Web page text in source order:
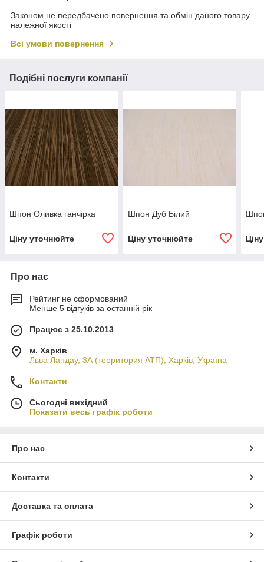
Законом не передбачено повернення та обмін даного товару
належної якості
Всі умови повернення
Подібні послуги компанії
Шпон Оливка ганчірка
Ціну уточнюйте
Шпон Дуб Білий
Ціну уточнюйте
Про нас
Рейтинг не сформований
Менше 5 відгуків за останній рік
Працює з 25.10.2013
м. Харків
Льва Ландау, 3А (территория АТП), Харків, Україна
Контакти
Сьогодні вихідний
Показати весь графік роботи
Про нас
Контакти
Доставка та оплата
Графік роботи